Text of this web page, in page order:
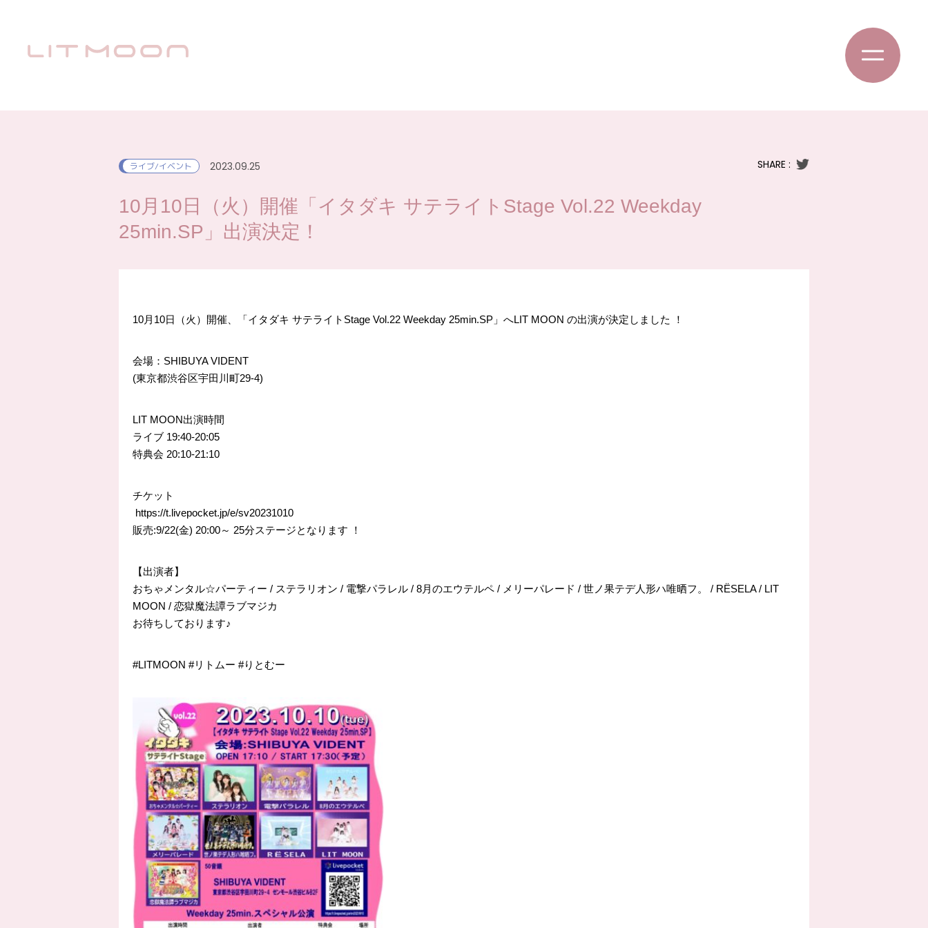
ライブ/イベント 2023.09.25 SHARE :
10月10日（火）開催「イタダキ サテライトStage Vol.22 Weekday
25min.SP」出演決定！
10月10日（火）開催、「イタダキ サテライトStage Vol.22 Weekday 25min.SP」へLIT MOON の出演が決定しました ！
会場：SHIBUYA VIDENT
(東京都渋谷区宇田川町29-4)
LIT MOON出演時間
ライブ 19:40-20:05
特典会 20:10-21:10
チケット
https://t.livepocket.jp/e/sv20231010
販売:9/22(金) 20:00～ 25分ステージとなります ！
【出演者】
おちゃメンタル☆パーティー / ステラリオン / 電撃パラレル / 8月のエウテルペ / メリーパレード / 世ノ果テデ人形ハ唯晒フ。 / RЁSELA / LIT
MOON / 恋獄魔法譚ラブマジカ
お待ちしております♪
#LITMOON #リトムー #りとむー